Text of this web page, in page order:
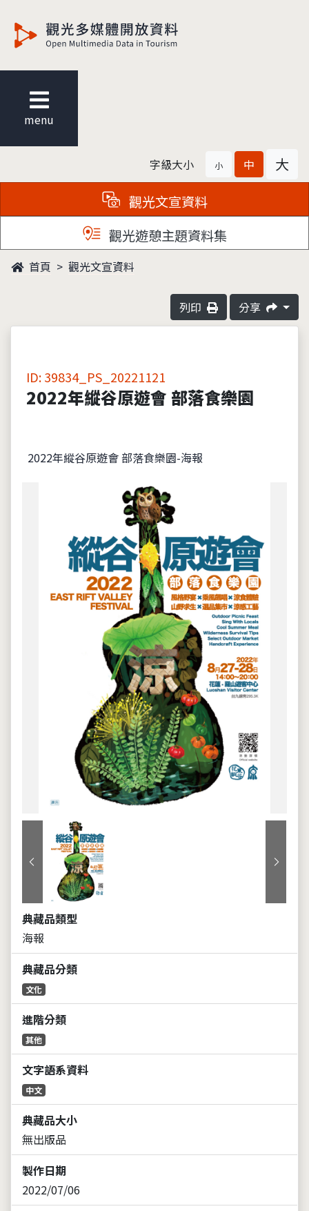
menu
字級大小 小 中 大
觀光文宣資料
觀光遊憩主題資料集
首頁 觀光文宣資料
列印 分享
ID: 39834_PS_20221121
2022年縱谷原遊會 部落食樂園
2022年縱谷原遊會 部落食樂園-海報
上一張 下一張
典藏品類型
海報
典藏品分類
文化
進階分類
其他
文字語系資料
中文
典藏品大小
無出版品
製作日期
2022/07/06